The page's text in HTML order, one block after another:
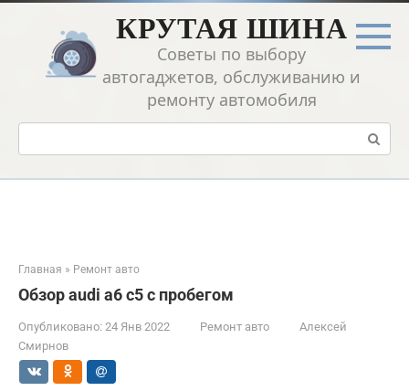
Перейти
контенту
КРУТАЯ ШИНА
Советы по выбору
автогаджетов, обслуживанию и
ремонту автомобиля
Поиск:
Главная » Ремонт авто
Обзор audi a6 c5 с пробегом
Опубликовано: 24 Янв 2022 Ремонт авто
Алексей
Смирнов